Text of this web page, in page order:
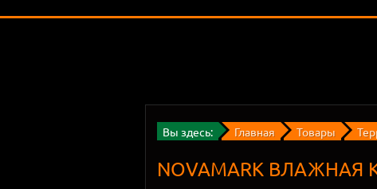
Вы здесь: Главная Товары
NOVAMARK